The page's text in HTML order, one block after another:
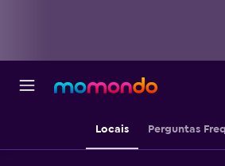
Locais Perguntas